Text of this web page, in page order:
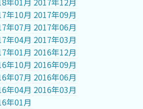
年10月 2017年09月
年07月 2017年06月
年04月 2017年03月
年01月 2016年12月
年10月 2016年09月
年07月 2016年06月
年04月 2016年03月
年01月